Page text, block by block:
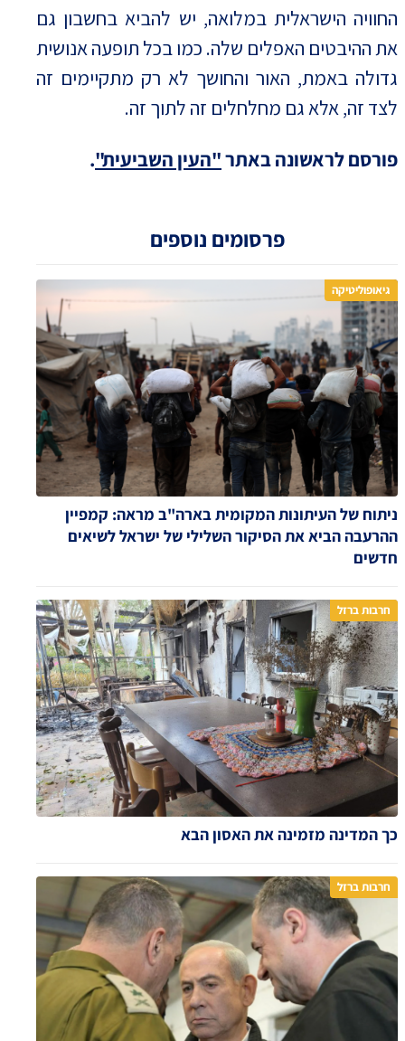
פרסומים נוספים
גיאופוליטיקה
ניתוח של העיתונות המקומית בארה"ב מראה: קמפיין
ההרעבה הביא את הסיקור השלילי של ישראל לשיאים
חדשים
חרבות ברזל
כך המדינה מזמינה את האסון הבא
חרבות ברזל
החוויה הישראלית במלואה, יש להביא בחשבון גם
את ההיבטים האפלים שלה. כמו בכל תופעה אנושית
גדולה באמת, האור והחושך לא רק מתקיימים זה
לצד זה, אלא גם מחלחלים זה לתוך זה.
פורסם לראשונה באתר"העין השביעית".